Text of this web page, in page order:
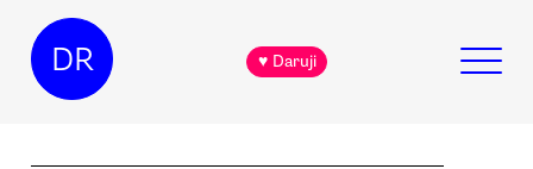
DR ♥ Daruji